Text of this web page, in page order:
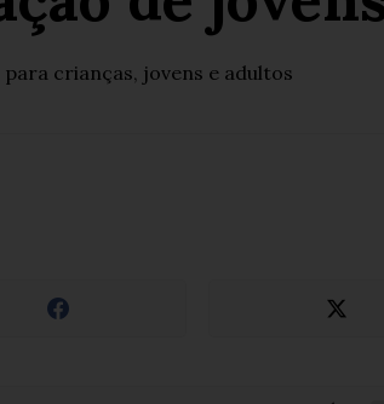
crianças, jovens e adultos